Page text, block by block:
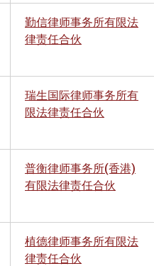
勤信律师事务所有限法
律责任合伙
瑞生国际律师事务所有
限法律责任合伙
普衡律师事务所(香港)
有限法律责任合伙
植德律师事务所有限法
律责任合伙